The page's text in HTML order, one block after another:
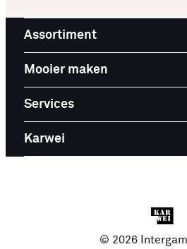
Assortiment
Mooier maken
Services
Karwei
© 2026